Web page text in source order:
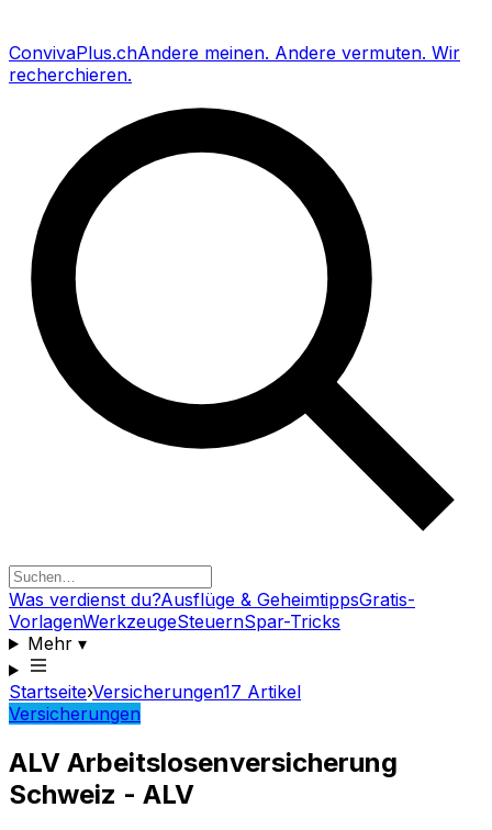
ConvivaPlus.chAndere meinen. Andere vermuten. Wir
recherchieren.
Was verdienst du?Ausflüge & GeheimtippsGratis-
VorlagenWerkzeugeSteuernSpar-Tricks
Mehr▾
Startseite›Versicherungen17 Artikel
Versicherungen
ALV Arbeitslosenversicherung
Schweiz - ALV